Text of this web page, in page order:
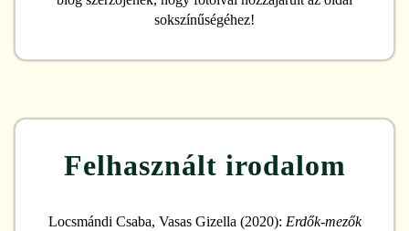
sokszínűségéhez!
Felhasznált irodalom
Locsmándi Csaba, Vasas Gizella (2020): Erdők-mezők